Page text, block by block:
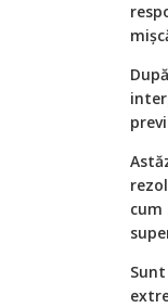
cum